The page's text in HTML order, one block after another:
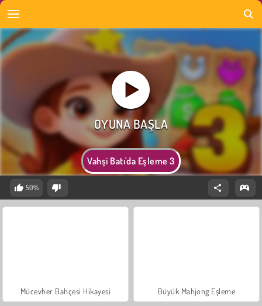
Vahşi Batı'da Eşleme 3
50%
Mücevher Bahçesi Hikayesi Büyük Mahjong Eşleme